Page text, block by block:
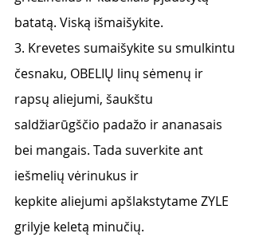
batatą. Viską išmaišykite.
3. Krevetes sumaišykite su smulkintu
česnaku, OBELIŲ linų sėmenų ir
rapsų aliejumi, šaukštu
saldžiarūgščio padažo ir ananasais
bei mangais. Tada suverkite ant
iešmelių vėrinukus ir
kepkite aliejumi apšlakstytame ZYLE
grilyje keletą minučių.